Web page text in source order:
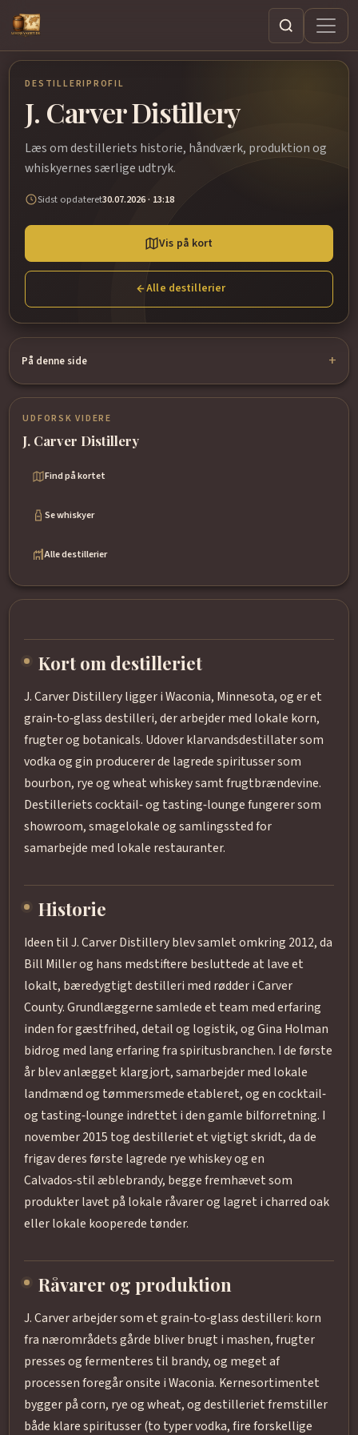
Søg
DESTILLERIPROFIL
J. Carver Distillery
Læs om destilleriets historie, håndværk, produktion og
whiskyernes særlige udtryk.
Sidst opdateret30.07.2026 · 13:18
Vis på kort
Alle destillerier
På denne side
UDFORSK VIDERE
J. Carver Distillery
Find på kortet
Se whiskyer
Alle destillerier
Kort om destilleriet
J. Carver Distillery ligger i Waconia, Minnesota, og er et
grain‑to‑glass destilleri, der arbejder med lokale korn,
frugter og botanicals. Udover klarvandsdestillater som
vodka og gin producerer de lagrede spiritusser som
bourbon, rye og wheat whiskey samt frugtbrændevine.
Destilleriets cocktail‑ og tasting‑lounge fungerer som
showroom, smagelokale og samlingssted for
samarbejde med lokale restauranter.
Historie
Ideen til J. Carver Distillery blev samlet omkring 2012, da
Bill Miller og hans medstiftere besluttede at lave et
lokalt, bæredygtigt destilleri med rødder i Carver
County. Grundlæggerne samlede et team med erfaring
inden for gæstfrihed, detail og logistik, og Gina Holman
bidrog med lang erfaring fra spiritusbranchen. I de første
år blev anlægget klargjort, samarbejder med lokale
landmænd og tømmersmede etableret, og en cocktail‑
og tasting‑lounge indrettet i den gamle bilforretning. I
november 2015 tog destilleriet et vigtigt skridt, da de
frigav deres første lagrede rye whiskey og en
Calvados‑stil æblebrandy, begge fremhævet som
produkter lavet på lokale råvarer og lagret i charred oak
eller lokale kooperede tønder.
Råvarer og produktion
J. Carver arbejder som et grain‑to‑glass destilleri: korn
fra nærområdets gårde bliver brugt i mashen, frugter
presses og fermenteres til brandy, og meget af
processen foregår onsite i Waconia. Kernesortimentet
bygger på corn, rye og wheat, og destilleriet fremstiller
både klare spiritusser (to typer vodka, fire forskellige